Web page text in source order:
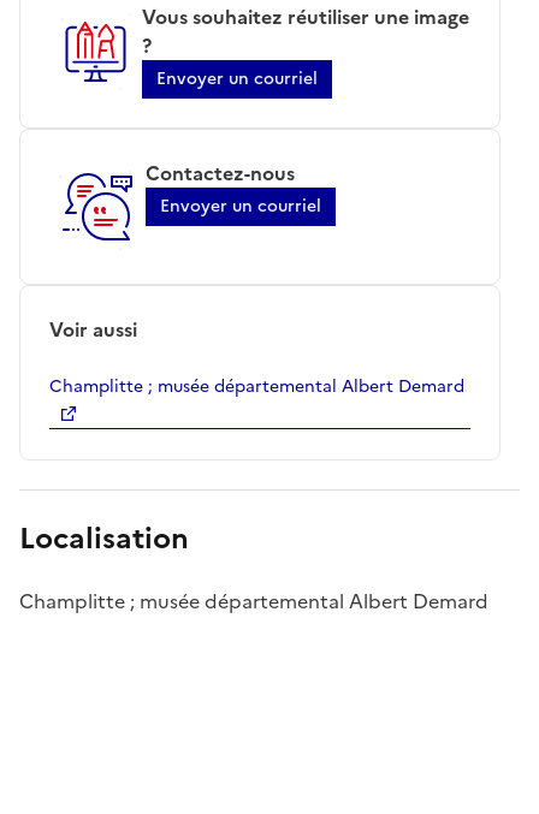
Vous souhaitez réutiliser une image
?
Envoyer un courriel
Contactez-nous
Envoyer un courriel
Voir aussi
Champlitte ; musée départemental Albert Demard
Localisation
Champlitte ; musée départemental Albert Demard